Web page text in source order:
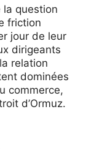
la question
friction
jour de leur
dirigeants
relation
dominées
commerce,
d’Ormuz.